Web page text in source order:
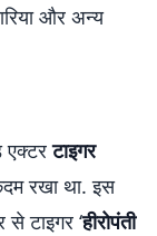
और अन्य
एक्टरटाइगर
रखा था. इस
टाइगर ‘हीरोपंती